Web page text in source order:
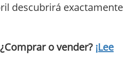
descubrirá exactamente
o vender? ¡Lee